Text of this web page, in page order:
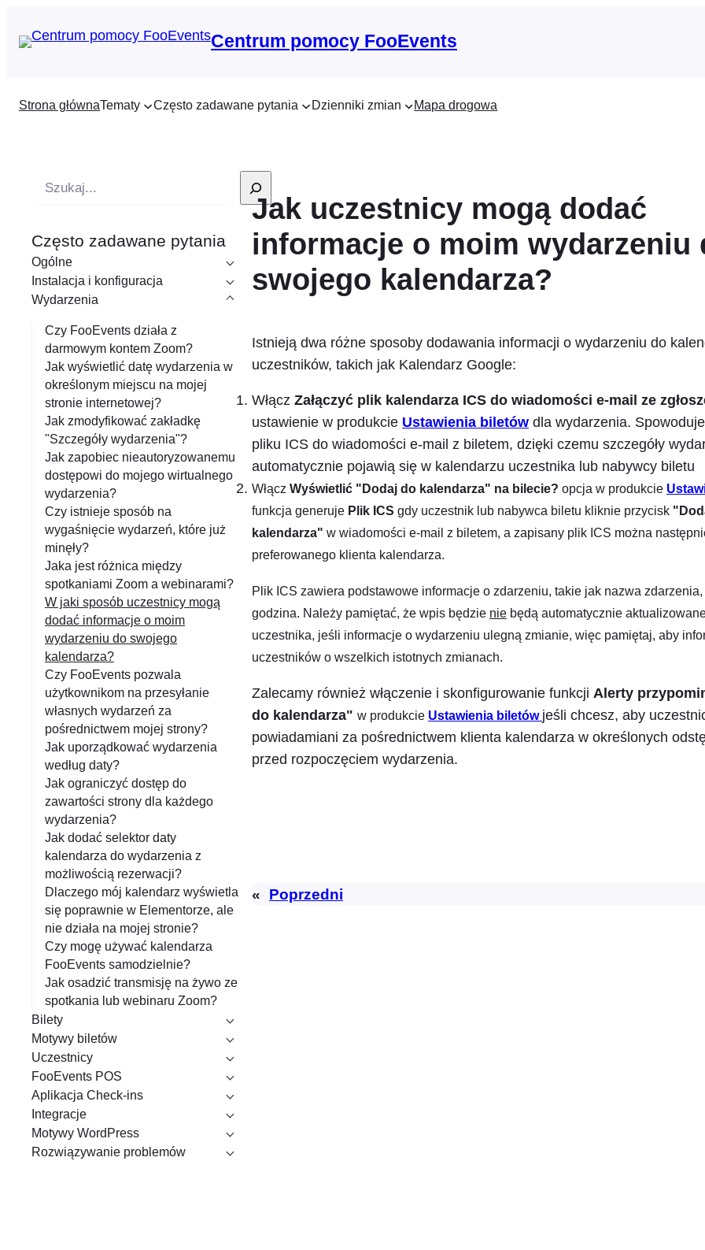
Centrum pomocy FooEvents
Strona głównaTematy Często zadawane pytania Dzienniki zmian Mapa drogowa
z
u
k
Często zadawane pytania
Ogólne
Instalacja i konfiguracja
Wydarzenia
Czy FooEvents działa z
darmowym kontem Zoom?
Jak wyświetlić datę wydarzenia w
określonym miejscu na mojej
stronie internetowej?
Jak zmodyfikować zakładkę
"Szczegóły wydarzenia"?
Jak zapobiec nieautoryzowanemu
dostępowi do mojego wirtualnego
wydarzenia?
Czy istnieje sposób na
wygaśnięcie wydarzeń, które już
minęły?
Jaka jest różnica między
spotkaniami Zoom a webinarami?
W jaki sposób uczestnicy mogą
dodać informacje o moim
wydarzeniu do swojego
kalendarza?
Czy FooEvents pozwala
użytkownikom na przesyłanie
własnych wydarzeń za
pośrednictwem mojej strony?
Jak uporządkować wydarzenia
według daty?
Jak ograniczyć dostęp do
zawartości strony dla każdego
wydarzenia?
Jak dodać selektor daty
kalendarza do wydarzenia z
możliwością rezerwacji?
Dlaczego mój kalendarz wyświetla
się poprawnie w Elementorze, ale
nie działa na mojej stronie?
Czy mogę używać kalendarza
FooEvents samodzielnie?
Jak osadzić transmisję na żywo ze
spotkania lub webinaru Zoom?
Bilety
Motywy biletów
Uczestnicy
FooEvents POS
Aplikacja Check-ins
Integracje
Motywy WordPress
Rozwiązywanie problemów
Jak uczestnicy mogą dodać
informacje o moim wydarzeniu
swojego kalendarza?
Istnieją dwa różne sposoby dodawania informacji o wydarzeniu do
uczestników, takich jak Kalendarz Google:
Włącz Załączyć plik kalendarza ICS do wiadomości e-mail ze
ustawienie w produkcie Ustawienia biletów dla wydarzenia.
pliku ICS do wiadomości e-mail z biletem, dzięki czemu szczegóły
automatycznie pojawią się w kalendarzu uczestnika lub nabywcy biletu
Włącz Wyświetlić "Dodaj do kalendarza" na bilecie? opcja w produkcie
funkcja generuje Plik ICS gdy uczestnik lub nabywca biletu kliknie przycisk
kalendarza" w wiadomości e-mail z biletem, a zapisany plik ICS można
preferowanego klienta kalendarza.
Plik ICS zawiera podstawowe informacje o zdarzeniu, takie jak nazwa zdarzenia,
godzina. Należy pamiętać, że wpis będzie nie będą automatycznie
uczestnika, jeśli informacje o wydarzeniu ulegną zmianie, więc pamiętaj, aby
uczestników o wszelkich istotnych zmianach.
Zalecamy również włączenie i skonfigurowanie funkcji Alerty
do kalendarza" w produkcie Ustawienia biletów jeśli chcesz, aby
powiadamiani za pośrednictwem klienta kalendarza w określonych
przed rozpoczęciem wydarzenia.
« Poprzedni